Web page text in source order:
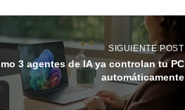
SIGUIENTE POST
3 agentes de IA ya controlan tu PC
automáticamente